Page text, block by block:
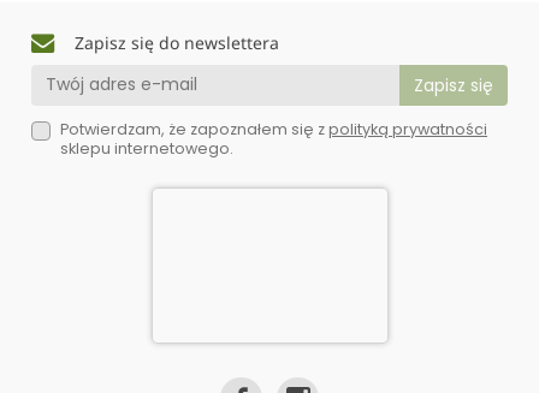
Zapisz się do newslettera
Potwierdzam, że zapoznałem się zpolityką prywatności
sklepu internetowego.